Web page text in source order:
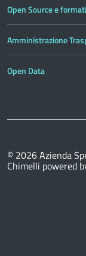
Open Source e
Amministrazione
Open Data
© 2026Azienda
Chimelli powered